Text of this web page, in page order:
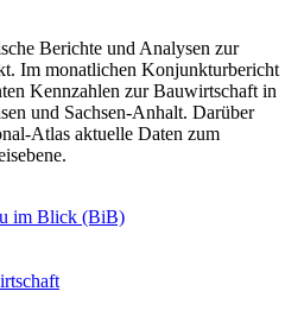
Berichte und Analysen zur
Im monatlichen Konjunkturbericht
Kennzahlen zur Bauwirtschaft in
und Sachsen-Anhalt. Darüber
Atlas aktuelle Daten zum
im Blick (BiB)